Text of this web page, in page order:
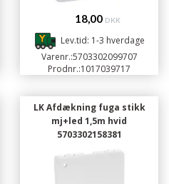
18,00 DKK
Lev.tid: 1-3 hverdage
Varenr.:5703302099707
Prodnr.:1017039717
LK Afdækning fuga stikk
mj+led 1,5m hvid
5703302158381